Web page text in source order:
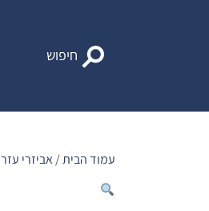
חיפוש
עמוד הבית/אביזרי עזר